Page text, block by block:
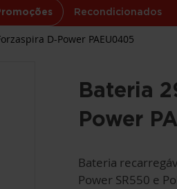
Recondicionados
D-Power PAEU0405
Bateria
Power
Bateria
Power SR550 e